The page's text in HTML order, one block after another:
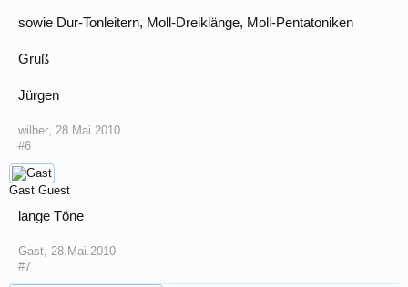
sowie Dur-Tonleitern, Moll-Dreiklänge, Moll-Pentatoniken
Gruß
Jürgen
wilber, 28.Mai.2010
#6
Gast Guest
lange Töne
Gast, 28.Mai.2010
#7